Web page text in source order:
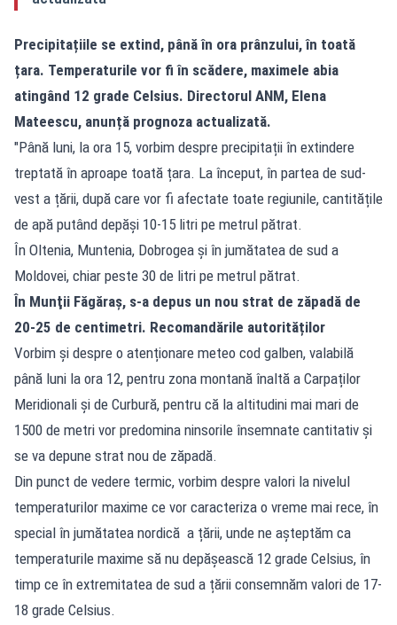
Precipitațiile se extind, până în ora prânzului, în toată
țara. Temperaturile vor fi în scădere, maximele abia
atingând 12 grade Celsius. Directorul ANM, Elena
Mateescu, anunță prognoza actualizată.
"Până luni, la ora 15, vorbim despre precipitații în extindere
treptată în aproape toată țara. La început, în partea de sud-
vest a țării, după care vor fi afectate toate regiunile, cantitățile
de apă putând depăși 10-15 litri pe metrul pătrat.
În Oltenia, Muntenia, Dobrogea și în jumătatea de sud a
Moldovei, chiar peste 30 de litri pe metrul pătrat.
În Munţii Făgăraş, s-a depus un nou strat de zăpadă de
20-25 de centimetri. Recomandările autorităților
Vorbim și despre o atenționare meteo cod galben, valabilă
până luni la ora 12, pentru zona montană înaltă a Carpaților
Meridionali și de Curbură, pentru că la altitudini mai mari de
1500 de metri vor predomina ninsorile însemnate cantitativ și
se va depune strat nou de zăpadă.
Din punct de vedere termic, vorbim despre valori la nivelul
temperaturilor maxime ce vor caracteriza o vreme mai rece, în
special în jumătatea nordică a țării, unde ne așteptăm ca
temperaturile maxime să nu depășească 12 grade Celsius, în
timp ce în extremitatea de sud a țării consemnăm valori de 17-
18 grade Celsius.